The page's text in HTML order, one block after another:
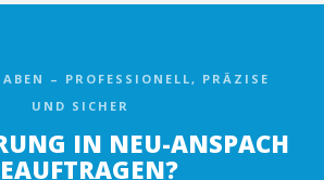
– PROFESSIONELL, PRÄZISE
UND SICHER
IN NEU-ANSPACH